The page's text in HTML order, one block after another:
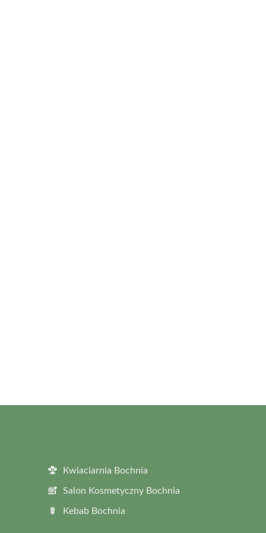
Kwiaciarnia Bochnia
Salon Kosmetyczny Bochnia
Kebab Bochnia